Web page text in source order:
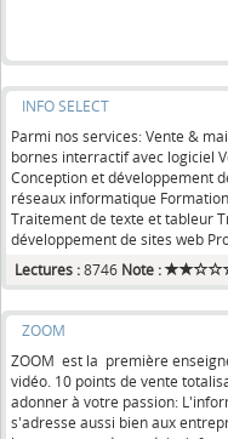
INFO SELECT
Parmi nos services: Vente &
bornes interractif avec logiciel
Conception et développement
réseaux informatique
Traitement de texte et tableur
développement de sites web
Lectures :8746 Note :
ZOOM
ZOOM est la première
vidéo. 10 points de vente
adonner à votre passion:
s'adresse aussi bien aux